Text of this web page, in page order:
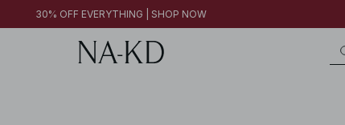
30% OFF EVERYTHING | SHOP NOW
FINAL SALE | SHOP NOW
30% OFF EVERYTHING | SHOP NOW